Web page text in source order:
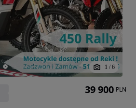
1 / 6
39 900 PLN